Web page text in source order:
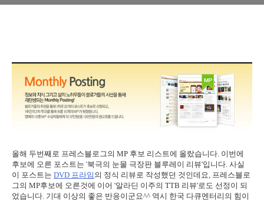
올해 두번째로 프레스블로그의 MP 후보 리스트에 올랐습니다. 이번에
후보에 오른 포스트는 '북극의 눈물 극장판 블루레이 리뷰'입니다. 사실
이 포스트는 DVD 프라임 의 정식 리뷰로 작성했던 것인데요, 프레스블로
그의 MP후보에 오른것에 이어 '알라딘 이주의 TTB 리뷰'로도 선정이 되
었습니다. 기대 이상의 좋은 반응이군요^^ 역시 한국 다큐멘터리의 힘이